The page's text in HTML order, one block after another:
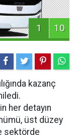
1 10
kazanç
her detayın
üst düzey
sektörde